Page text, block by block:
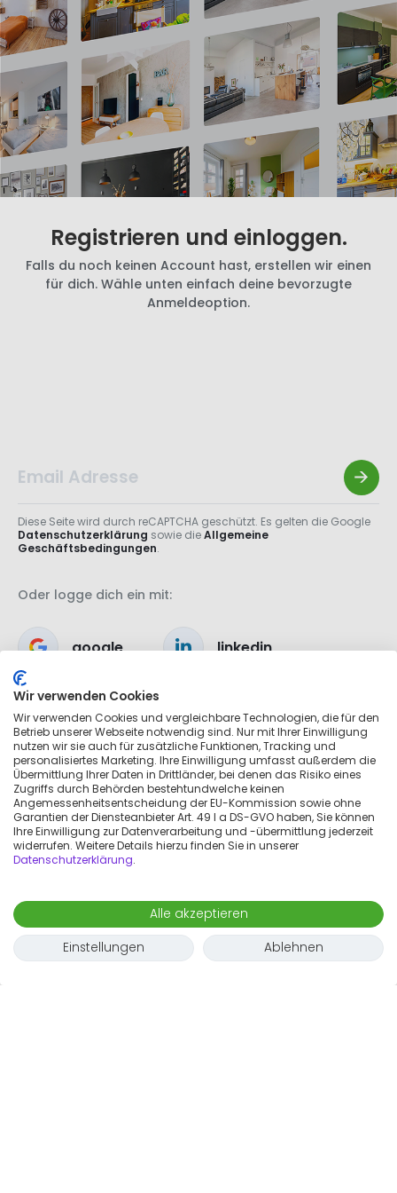
Registrieren und einloggen.
Falls du noch keinen Account hast, erstellen wir einen
für dich. Wähle unten einfach deine bevorzugte
Anmeldeoption.
Diese Seite wird durch reCAPTCHA geschützt. Es gelten die Google
Datenschutzerklärung sowie dieAllgemeine
Geschäftsbedingungen.
Oder logge dich ein mit:
google linkedin
apple
Wir verwenden Cookies
Wir verwenden Cookies und vergleichbare Technologien, die für den
Betrieb unserer Webseite notwendig sind. Nur mit Ihrer Einwilligung
nutzen wir sie auch für zusätzliche Funktionen, Tracking und
personalisiertes Marketing. Ihre Einwilligung umfasst außerdem die
Übermittlung Ihrer Daten in Drittländer, bei denen das Risiko eines
Zugriffs durch Behörden bestehtundwelche keinen
Angemessenheitsentscheidung der EU-Kommission sowie ohne
Garantien der Diensteanbieter Art. 49 I a DS-GVO haben, Sie können
Ihre Einwilligung zur Datenverarbeitung und -übermittlung jederzeit
widerrufen. Weitere Details hierzu finden Sie in unserer
Datenschutzerklärung.
Alle akzeptieren
Einstellungen
Ablehnen